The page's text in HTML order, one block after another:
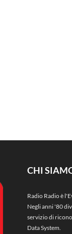
CHI
Radio Radio è
Negli anni '80
servizio di
Data System.